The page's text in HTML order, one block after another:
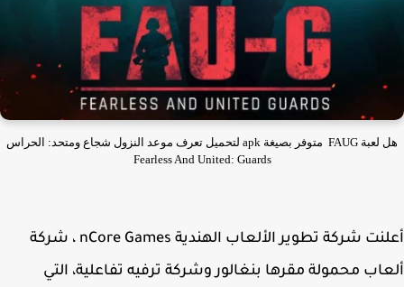
هل لعبة FAUG متوفر بصيغة apk لتحميل تعرف موعد النزول شجاع ومتحد: الحراس
Fearless And United: Guards
أعلنت شركة تطوير الألعاب الهندية nCore Games ، شركة
محمولة مقرها بنغالور وشركة ترفيه تفاعلية، التي